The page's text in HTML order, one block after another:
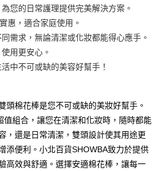
品之後才付款」的支付方式。 讓您購物簡單
需綁卡、不需儲值。
訊認證，即可結帳。
您的日常護理提供完美解決方案。
惠，適合家庭使用。
需求，無論清潔或化妝都能得心應手。
用更安心。
中不可或缺的美容好幫手！
頭棉花棒是您不可或缺的美妝好幫手。
值組合，讓您在清潔和化妝時，隨時都能
，還是日常清潔，雙頭設計使其用途更
添便利。小北百貨SHOWBA致力於提供
高效與舒適。選擇安適棉花棒，讓每一